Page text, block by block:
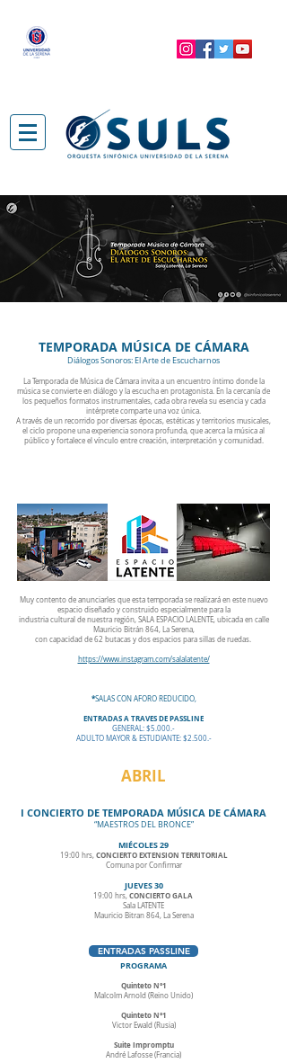
TEMPORADA MÚSICA DE CÁMARA
Diálogos Sonoros: El Arte de Escucharnos
La Temporada de Música de Cámara invita a un encuentro íntimo donde la
música se convierte en diálogo y la escucha en protagonista. En la cercanía de
los pequeños formatos instrumentales, cada obra revela su esencia y cada
intérprete comparte una voz única.
A través de un recorrido por diversas épocas, estéticas y territorios musicales,
el ciclo propone una experiencia sonora profunda, que acerca la música al
público y fortalece el vínculo entre creación, interpretación y comunidad.
Muy contento de anunciarles que esta temporada se realizará en este nuevo
espacio diseñado y construido especialmente para la
industria cultural de nuestra región, SALA ESPACIO LALENTE, ubicada en calle
Mauricio Bitrán 864, La Serena,
con capacidad de 62 butacas y dos espacios para sillas de ruedas.
https://www.instagram.com/salalatente/
*SALAS CON AFORO REDUCIDO,
ENTRADAS A TRAVES DE PASSLINE
GENERAL: $5.000.-
ADULTO MAYOR & ESTUDIANTE: $2.500.-
ABRIL
I CONCIERTO DE TEMPORADA MÚSICA DE CÁMARA
“MAESTROS DEL BRONCE”
MIÉCOLES 29
19:00 hrs, CONCIERTO EXTENSION TERRITORIAL
Comuna por Confirmar
JUEVES 30
19:00 hrs, CONCIERTO GALA
Sala LATENTE
Mauricio Bitran 864, La Serena
PROGRAMA
Quinteto N°1
Malcolm Arnold (Reino Unido)
Quinteto N°1
Victor Ewald (Rusia)
Suite Impromptu
André Lafosse (Francia)
ENTRADAS PASSLINE